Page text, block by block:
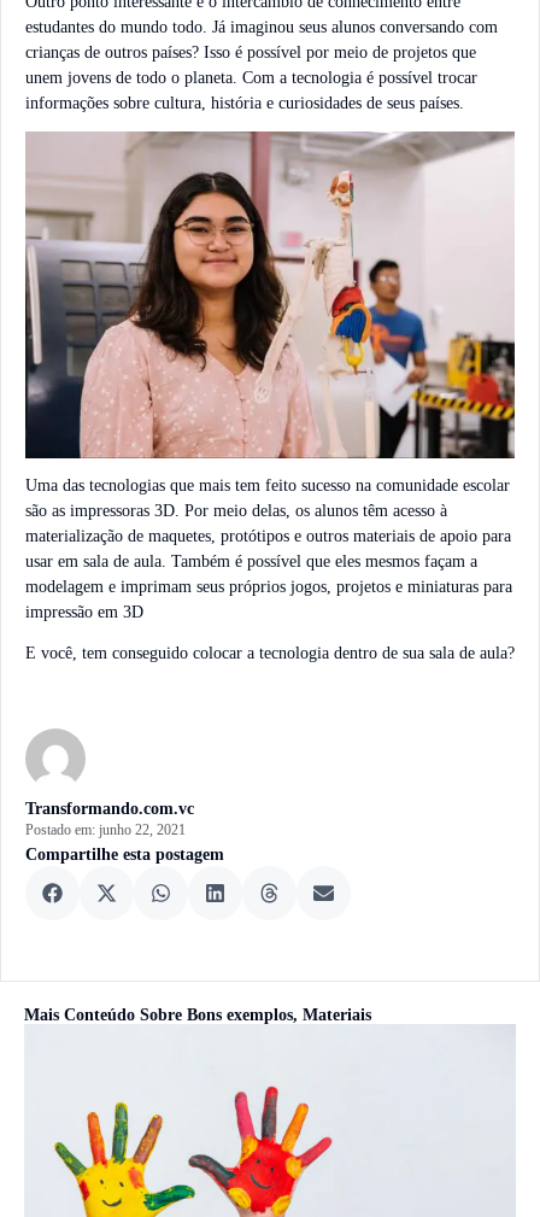
Transformando.com.vc
Postado em: junho 22, 2021
Compartilhe esta postagem
estudantes do mundo todo. Já imaginou seus alunos conversando com
crianças de outros países? Isso é possível por meio de projetos que
unem jovens de todo o planeta. Com a tecnologia é possível trocar
informações sobre cultura, história e curiosidades de seus países.
Uma das tecnologias que mais tem feito sucesso na comunidade escolar
são as impressoras 3D. Por meio delas, os alunos têm acesso à
materialização de maquetes, protótipos e outros materiais de apoio para
usar em sala de aula. Também é possível que eles mesmos façam a
modelagem e imprimam seus próprios jogos, projetos e miniaturas para
impressão em 3D
E você, tem conseguido colocar a tecnologia dentro de sua sala de aula?
Mais Conteúdo Sobre Bons exemplos, Materiais